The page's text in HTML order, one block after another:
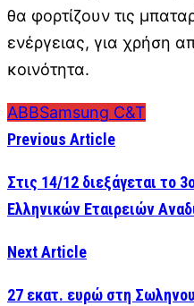
θα φορτίζουν τις
ενέργειας, για χρήση
κοινότητα.
ABBSamsung C&T
Previous Article
Στις 14/12 διεξάγεται το
Ελληνικών Εταιρειών
Next Article
27 εκατ. ευρώ στη